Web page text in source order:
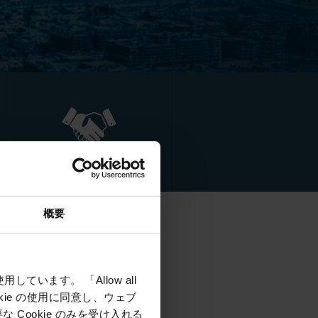
概要
しています。 「Allow all
の使用に同意し、ウェブ
Cookie のみを受け入れる
スポンサー
will again be hosting a